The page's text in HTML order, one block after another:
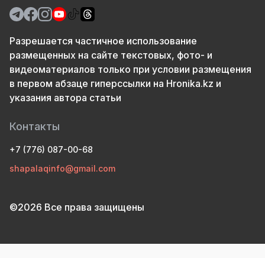
Разрешается частичное использование
размещенных на сайте текстовых, фото- и
видеоматериалов только при условии размещения
в первом абзаце гиперссылки на Hronika.kz и
указания автора статьи
Контакты
+7 (776) 087-00-68
shapalaqinfo@gmail.com
©2026 Все права защищены